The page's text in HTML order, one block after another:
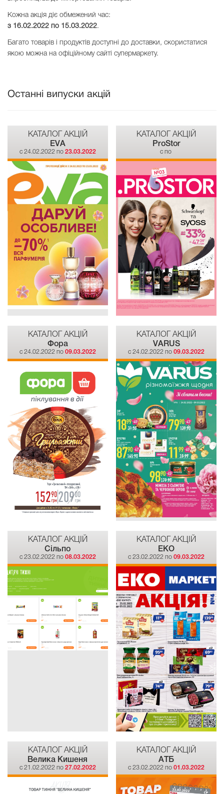
Кожна акція діє обмежений час:
з 16.02.2022 по 15.03.2022.
Багато товарів і продуктів доступні до доставки, скористатися
якою можна на офіційному сайті супермаркету.
Останні випуски акцій
КАТАЛОГ АКЦІЙ
EVA
c 24.02.2022 по 23.03.2022
КАТАЛОГ АКЦІЙ
ProStor
c по
КАТАЛОГ АКЦІЙ
Фора
c 24.02.2022 по 09.03.2022
КАТАЛОГ АКЦІЙ
VARUS
c 24.02.2022 по09.03.2022
КАТАЛОГ АКЦІЙ
Сiльпо
c 23.02.2022 по 08.03.2022
КАТАЛОГ АКЦІЙ
EKO
c 23.02.2022 по09.03.2022
КАТАЛОГ АКЦІЙ
Велика Кишеня
c 21.02.2022 по 27.02.2022
КАТАЛОГ АКЦІЙ
АТБ
c 23.02.2022 по01.03.2022